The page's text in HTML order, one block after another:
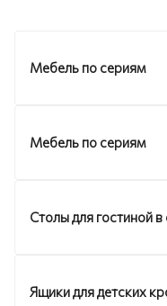
Мебель по сериям
Мебель по сериям
Столы для гостиной
Ящики для детских